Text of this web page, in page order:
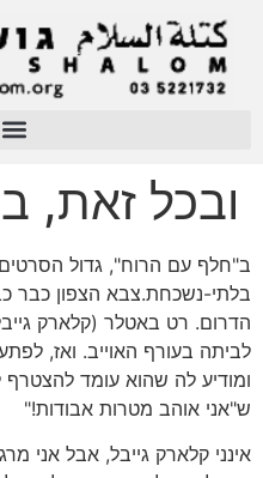
ובכל זאת,
ב"חלף עם הרוח", גדול
בלתי-נשכחת.צבא הצפון
הדרום. רט באטלר (קלארק
לביתה בעורף האוייב. ואז,
ומודיע לה שהוא עומד
ש"אני אוהב מטרות אבודות!"
אינני קלארק גייבל, אבל אני